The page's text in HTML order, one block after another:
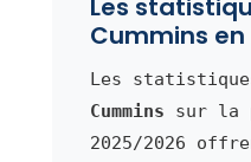
Les
Cummins en
Les
Cummins sur la
2025/2026